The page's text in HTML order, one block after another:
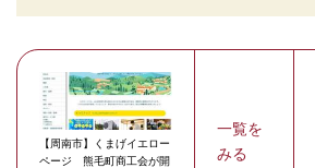
【周南市】くまげイエロー
ページ 熊毛町商工会が開
一覧を
みる